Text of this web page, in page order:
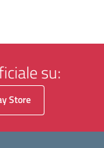
su:
Store